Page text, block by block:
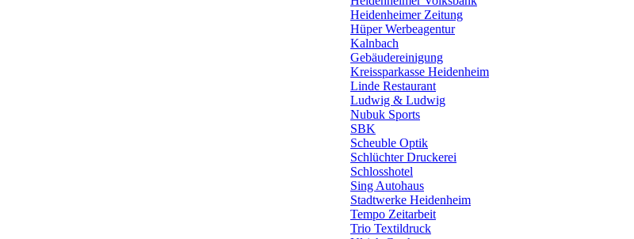
Heidenheimer Zeitung
Hüper Werbeagentur
Kalnbach
Gebäudereinigung
Kreissparkasse Heidenheim
Linde Restaurant
Ludwig & Ludwig
Nubuk Sports
SBK
Scheuble Optik
Schlüchter Druckerei
Schlosshotel
Sing Autohaus
Stadtwerke Heidenheim
Tempo Zeitarbeit
Trio Textildruck